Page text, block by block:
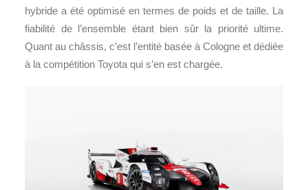
hybride a été optimisé en termes de poids et de taille. La
fiabilité de l’ensemble étant bien sûr la priorité ultime.
Quant au châssis, c’est l’entité basée à Cologne et dédiée
à la compétition Toyota qui s’en est chargée.